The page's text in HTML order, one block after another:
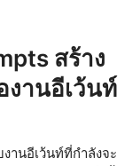
สร้าง
งานอีเว้นท์
านอีเว้นท์ที่กำลังจะ